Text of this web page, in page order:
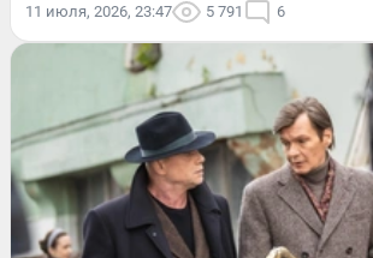
11 июля, 2026, 23:47 5 791 6